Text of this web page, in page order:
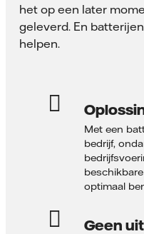
het op een later
geleverd. En
helpen.
Met een
bedrijf,
optimaal
Geen